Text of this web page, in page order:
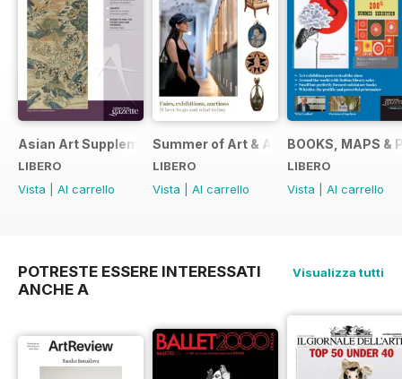
Asian Art Supplement 2024
LIBERO
Vista
Al carrello
Summer of Art & Antiques 2024
LIBERO
Vista
Al carrello
BOOKS, MAPS &
LIBERO
Vista
Al carrello
POTRESTE ESSERE INTERESSATI
ANCHE A
Visualizza tutti